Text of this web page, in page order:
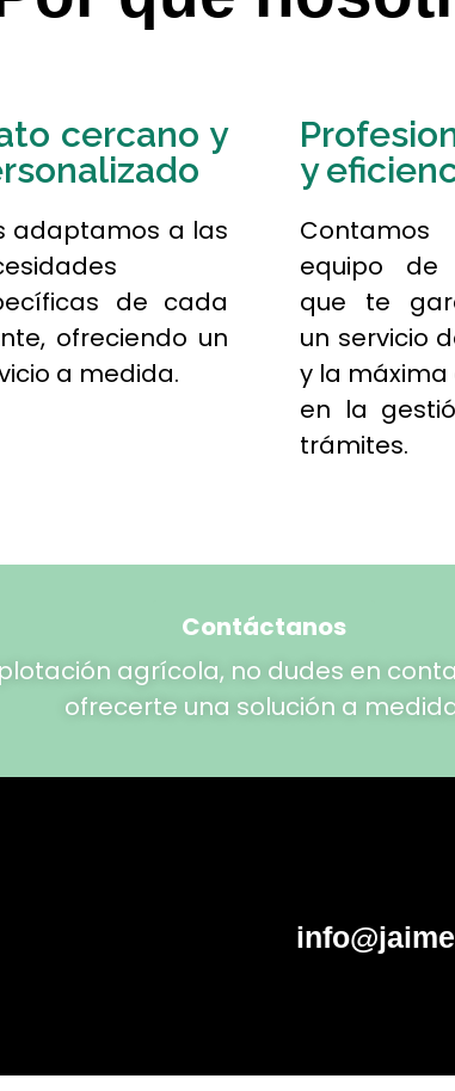
cercano y
adaptamos a las
de cada
ofreciendo un
a medida.
y
equipo de
que te
un servicio
y la máxima
en la
trámites.
Contáctanos
agrícola, no dudes en
ofrecerte una solución a